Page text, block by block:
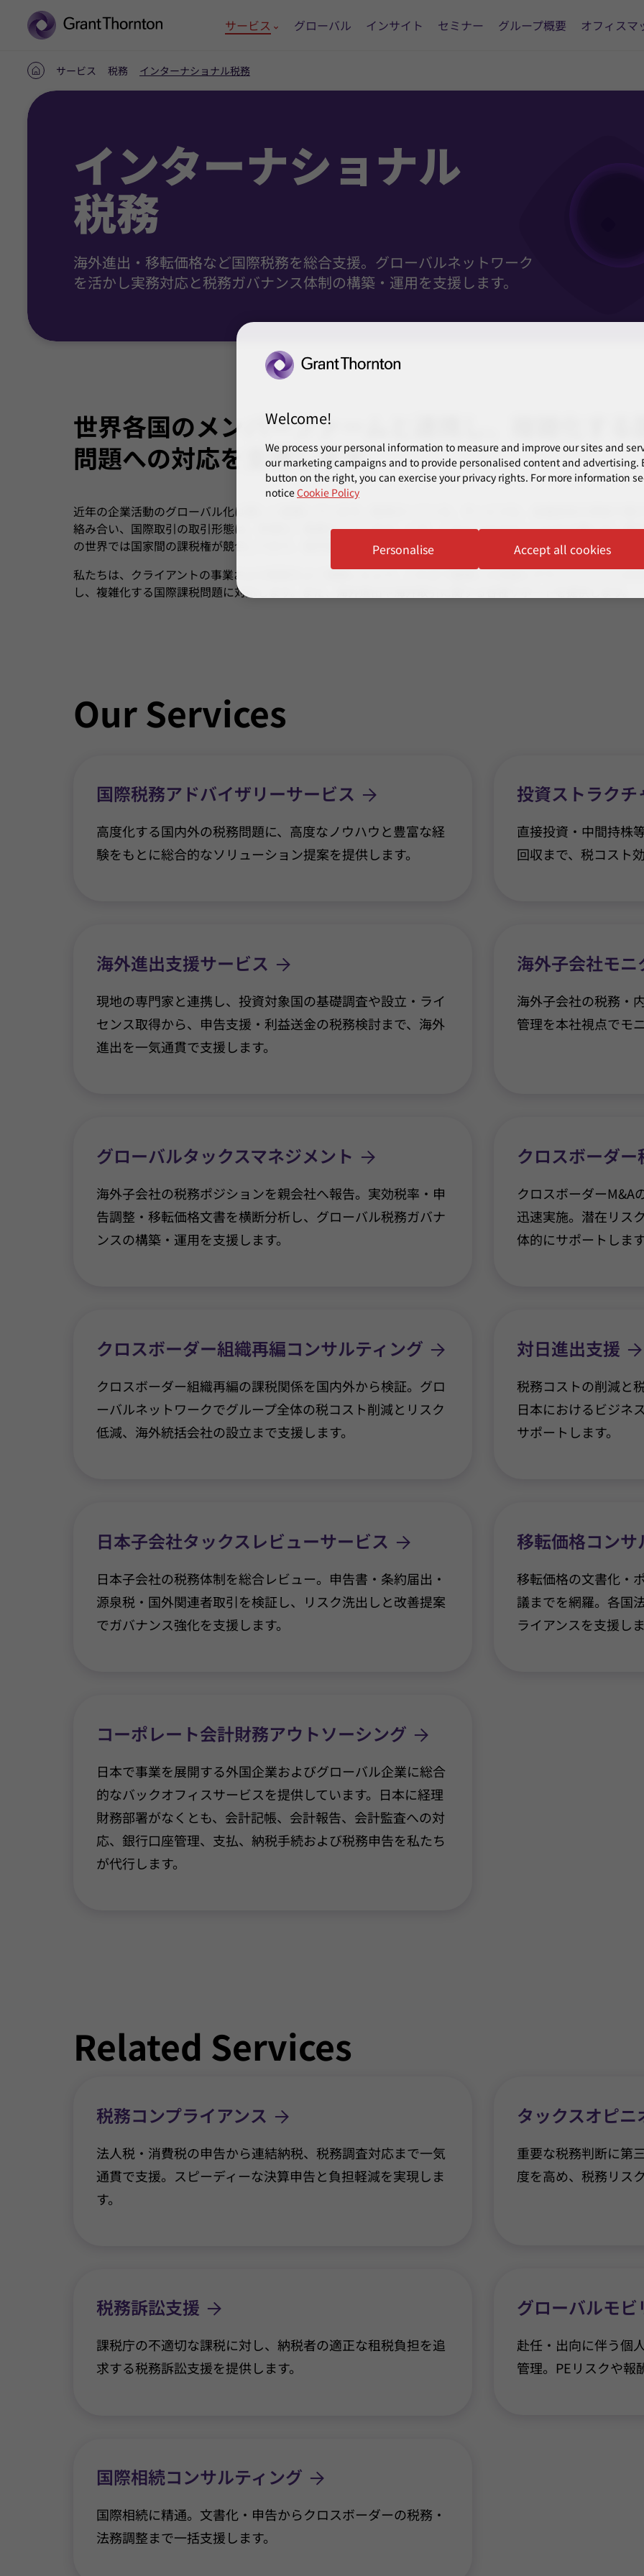
サービス グローバル インサイト セミナー グループ概要 オフィスマ
ホ
ー
サービス 税務 インターナショナル税務
インターナショナル
税務
海外進出・移転価格など国際税務を総合支援。グローバルネットワーク
を活かし実務対応と税務ガバナンス体制の構築・運用を支援します。
世界各国のメンバーファームと連携し、複雑化する
問題への対応を支援します。
近年の企業活動のグローバル化は著しく進展しています。経済のソフト化、サービス化、金融技術の革新や電
絡み合い、国際取引の取引形態は、多様化・複雑化しています。一方、このようなグローバル化の裏には、税
の世界では国家間の課税権が競合しており、海外取引に対する税務当局の目は大変厳しくなってきています。
私たちは、クライアントの事業および経営をよく理解した上で、これまで蓄積した知識とグラントソントンの
し、複雑化する国際課税問題に対応します。また、海外進出や海外取引に関する各種サポートを提供します。
Our Services
国際税務アドバイザリーサービス
高度化する国内外の税務問題に、高度なノウハウと豊富な経
験をもとに総合的なソリューション提案を提供します。
海外進出支援サービス
現地の専門家と連携し、投資対象国の基礎調査や設立・ライ
センス取得から、申告支援・利益送金の税務検討まで、海外
進出を一気通貫で支援します。
グローバルタックスマネジメント
海外子会社の税務ポジションを親会社へ報告。実効税率・申
告調整・移転価格文書を横断分析し、グローバル税務ガバナ
ンスの構築・運用を支援します。
クロスボーダー組織再編コンサルティング
クロスボーダー組織再編の課税関係を国内外から検証。グロ
ーバルネットワークでグループ全体の税コスト削減とリスク
低減、海外統括会社の設立まで支援します。
日本子会社タックスレビューサービス
日本子会社の税務体制を総合レビュー。申告書・条約届出・
源泉税・国外関連者取引を検証し、リスク洗出しと改善提案
でガバナンス強化を支援します。
コーポレート会計財務アウトソーシング
日本で事業を展開する外国企業およびグローバル企業に総合
的なバックオフィスサービスを提供しています。日本に経理
財務部署がなくとも、会計記帳、会計報告、会計監査への対
応、銀行口座管理、支払、納税手続および税務申告を私たち
が代行します。
投資ストラク
直接投資・中間持株
回収まで、税コスト
海外子会社モ
海外子会社の税務・
管理を本社視点でモ
クロスボーダ
クロスボーダーM&A
迅速実施。潜在リス
体的にサポートしま
対日進出支援
税務コストの削減と
日本におけるビジネ
サポートします。
移転価格コンサ
移転価格の文書化・
議までを網羅。各国
ライアンスを支援し
Related Services
税務コンプライアンス
法人税・消費税の申告から連結納税、税務調査対応まで一気
通貫で支援。スピーディーな決算申告と負担軽減を実現しま
す。
税務訴訟支援
課税庁の不適切な課税に対し、納税者の適正な租税負担を追
求する税務訴訟支援を提供します。
国際相続コンサルティング
国際相続に精通。文書化・申告からクロスボーダーの税務・
法務調整まで一括支援します。
タックスオピニ
重要な税務判断に第
度を高め、税務リス
グローバルモ
赴任・出向に伴う個
管理。PEリスクや報
Welcome!
We process your personal information to measure and improve our sites and
our marketing campaigns and to provide personalised content and advertising.
button on the right, you can exercise your privacy rights. For more information
noticeCookie Policy
Accept all cookies
Personalise